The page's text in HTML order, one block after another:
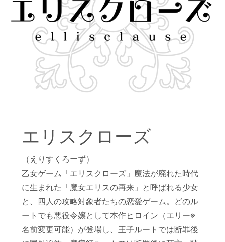
エリスクローズ
（えりすくろーず）
乙女ゲーム「エリスクローズ」魔法が廃れた時代
に生まれた「魔女エリスの再来」と呼ばれる少女
と、四人の攻略対象者たちの恋愛ゲーム。どのル
ートでも悪役令嬢として本作ヒロイン（エリー※
名前変更可能）が登場し、王子ルートでは断罪後